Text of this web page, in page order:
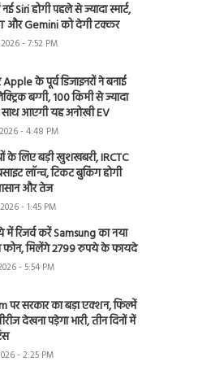
Siri होगी पहले से ज्यादा स्मार्ट,
और Gemini को देगी टक्कर
- 7:52 PM
के पूर्व डिजाइनरों ने बनाई
बग्गी, 100 किमी से ज्यादा
आएगी यह अनोखी EV
- 4:48 PM
के लिए बड़ी खुशखबरी, IRCTC
लॉन्च, टिकट बुकिंग होगी
और तेज
- 1:45 PM
रिजर्व करें Samsung का नया
मिलेंगे 2799 रुपये के फायदे
- 5:54 PM
पर सरकार का बड़ा एक्शन, फिल्में
देखना पड़ेगा भारी, तीन दिनों में
- 2:25 PM